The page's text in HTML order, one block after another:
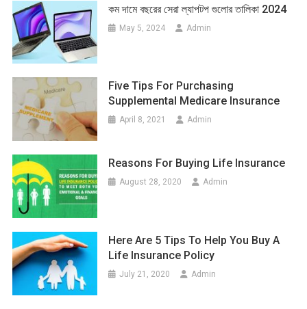
কম দামে বছরের সেরা ল্যাপটপ গুলোর তালিকা 2024
May 5, 2024 Admin
Five Tips For Purchasing
Supplemental Medicare Insurance
April 8, 2021 Admin
Reasons For Buying Life Insurance
August 28, 2020 Admin
Here Are 5 Tips To Help You Buy A
Life Insurance Policy
July 21, 2020 Admin